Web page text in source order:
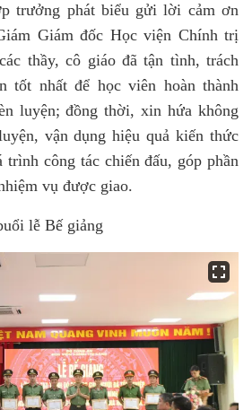
trưởng phát biểu gửi lời cảm ơn
Giám đốc Học viện Chính trị
thầy, cô giáo đã tận tình, trách
tốt nhất để học viên hoàn thành
luyện; đồng thời, xin hứa không
vận dụng hiệu quả kiến thức
trình công tác chiến đấu, góp phần
vụ được giao.
lễ Bế giảng